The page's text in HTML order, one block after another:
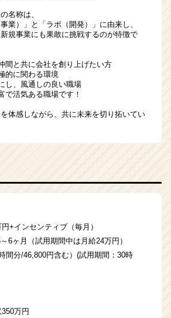
名称は、
業）」と「ラボ（開発）」に由来し、
規事業にも果敢に挑戦するのが特徴で
間と共に会社を創り上げたい方
的に関わる環境
し、風通しの良い職場
で活気ある職場です！
体感しながら、共に未来を切り拓いてい
円+インセンティブ（毎月）
6ヶ月（試用期間中は月給24万円）
間分/46,800円含む）(試用期間：30時
万円